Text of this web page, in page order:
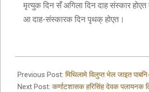
मृत्युक दिन सँ अगिला दिन दाह संस्कार
आ दाह-संस्कारक दिन पृथक् होएत।
09-
10
Previous Post:मिथिलामे विलुप्त भेल जाइत
Next Post:कर्णाटशासक हरिसिंह देवक पलायनक